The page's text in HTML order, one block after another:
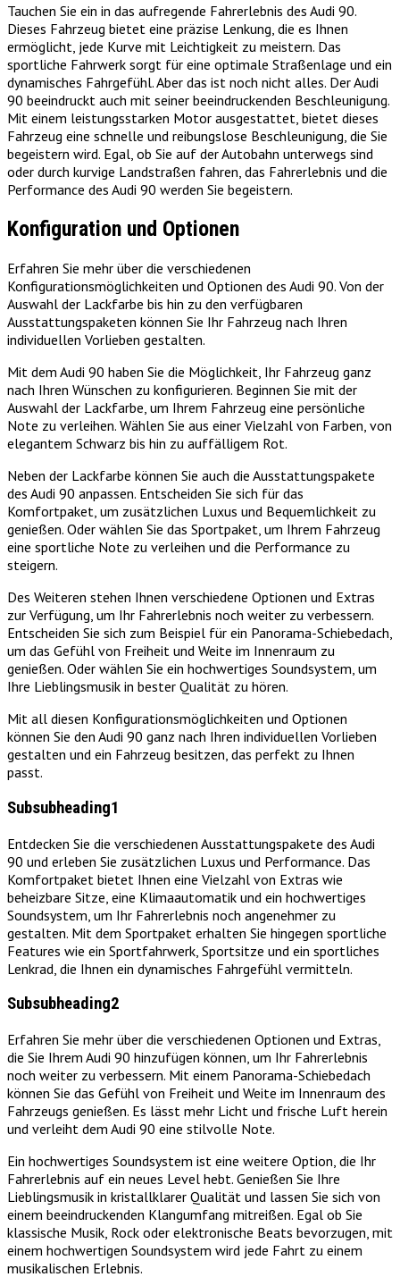
Tauchen Sie ein in das aufregende Fahrerlebnis des Audi 90.
Dieses Fahrzeug bietet eine präzise Lenkung, die es Ihnen
ermöglicht, jede Kurve mit Leichtigkeit zu meistern. Das
sportliche Fahrwerk sorgt für eine optimale Straßenlage und ein
dynamisches Fahrgefühl. Aber das ist noch nicht alles. Der Audi
90 beeindruckt auch mit seiner beeindruckenden Beschleunigung.
Mit einem leistungsstarken Motor ausgestattet, bietet dieses
Fahrzeug eine schnelle und reibungslose Beschleunigung, die Sie
begeistern wird. Egal, ob Sie auf der Autobahn unterwegs sind
oder durch kurvige Landstraßen fahren, das Fahrerlebnis und die
Performance des Audi 90 werden Sie begeistern.
Konfiguration und Optionen
Erfahren Sie mehr über die verschiedenen
Konfigurationsmöglichkeiten und Optionen des Audi 90. Von der
Auswahl der Lackfarbe bis hin zu den verfügbaren
Ausstattungspaketen können Sie Ihr Fahrzeug nach Ihren
individuellen Vorlieben gestalten.
Mit dem Audi 90 haben Sie die Möglichkeit, Ihr Fahrzeug ganz
nach Ihren Wünschen zu konfigurieren. Beginnen Sie mit der
Auswahl der Lackfarbe, um Ihrem Fahrzeug eine persönliche
Note zu verleihen. Wählen Sie aus einer Vielzahl von Farben, von
elegantem Schwarz bis hin zu auffälligem Rot.
Neben der Lackfarbe können Sie auch die Ausstattungspakete
des Audi 90 anpassen. Entscheiden Sie sich für das
Komfortpaket, um zusätzlichen Luxus und Bequemlichkeit zu
genießen. Oder wählen Sie das Sportpaket, um Ihrem Fahrzeug
eine sportliche Note zu verleihen und die Performance zu
steigern.
Des Weiteren stehen Ihnen verschiedene Optionen und Extras
zur Verfügung, um Ihr Fahrerlebnis noch weiter zu verbessern.
Entscheiden Sie sich zum Beispiel für ein Panorama-Schiebedach,
um das Gefühl von Freiheit und Weite im Innenraum zu
genießen. Oder wählen Sie ein hochwertiges Soundsystem, um
Ihre Lieblingsmusik in bester Qualität zu hören.
Mit all diesen Konfigurationsmöglichkeiten und Optionen
können Sie den Audi 90 ganz nach Ihren individuellen Vorlieben
gestalten und ein Fahrzeug besitzen, das perfekt zu Ihnen
passt.
Subsubheading1
Entdecken Sie die verschiedenen Ausstattungspakete des Audi
90 und erleben Sie zusätzlichen Luxus und Performance. Das
Komfortpaket bietet Ihnen eine Vielzahl von Extras wie
beheizbare Sitze, eine Klimaautomatik und ein hochwertiges
Soundsystem, um Ihr Fahrerlebnis noch angenehmer zu
gestalten. Mit dem Sportpaket erhalten Sie hingegen sportliche
Features wie ein Sportfahrwerk, Sportsitze und ein sportliches
Lenkrad, die Ihnen ein dynamisches Fahrgefühl vermitteln.
Subsubheading2
Erfahren Sie mehr über die verschiedenen Optionen und Extras,
die Sie Ihrem Audi 90 hinzufügen können, um Ihr Fahrerlebnis
noch weiter zu verbessern. Mit einem Panorama-Schiebedach
können Sie das Gefühl von Freiheit und Weite im Innenraum des
Fahrzeugs genießen. Es lässt mehr Licht und frische Luft herein
und verleiht dem Audi 90 eine stilvolle Note.
Ein hochwertiges Soundsystem ist eine weitere Option, die Ihr
Fahrerlebnis auf ein neues Level hebt. Genießen Sie Ihre
Lieblingsmusik in kristallklarer Qualität und lassen Sie sich von
einem beeindruckenden Klangumfang mitreißen. Egal ob Sie
klassische Musik, Rock oder elektronische Beats bevorzugen, mit
einem hochwertigen Soundsystem wird jede Fahrt zu einem
musikalischen Erlebnis.